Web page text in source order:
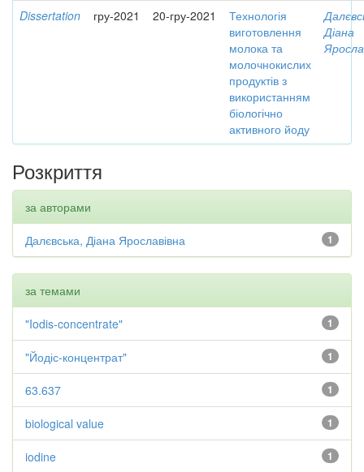
Dissertation гру-2021 20-гру-2021
Технологія
виготовлення
молока та
молочнокислих
продуктів з
використанням
біологічно
активного йоду
Діана
Розкриття
за авторами
1
Далєвська, Діана Ярославівна
за темами
1
"Iodis-concentrate"
1
"Йодіс-концентрат"
1
63.637
1
biological value
1
iodine